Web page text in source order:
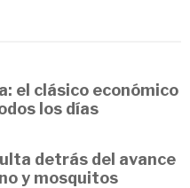
el clásico económico
los días
detrás del avance
y mosquitos